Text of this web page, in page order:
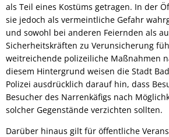
als Teil eines Kostüms getragen. In der
sie jedoch als vermeintliche Gefahr
und sowohl bei anderen Feiernden als
Sicherheitskräften zu Verunsicherung
weitreichende polizeiliche Maßnahmen
diesem Hintergrund weisen die Stadt
Polizei ausdrücklich darauf hin, dass
Besucher des Narrenkäfigs nach
solcher Gegenstände verzichten sollten.
Darüber hinaus gilt für öffentliche